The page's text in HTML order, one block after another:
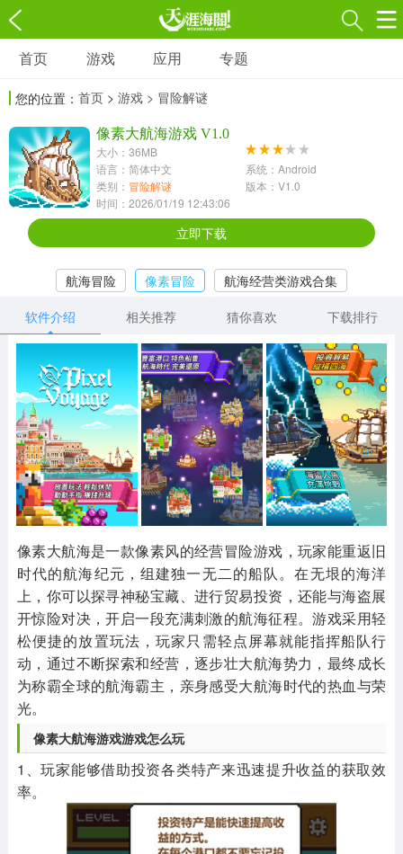
游戏
3697款应用
1597款应用
休闲益智
13387款应用
2196款应用
1072款应用
418款应用
568款应用
音乐舞蹈
2716款应用
515款应用
其他
1654款应用
游戏助手
515款应用
MOD游戏
1056款应用
首页 游戏 应用 专题
您的位置： 首页 > 游戏 > 冒险解谜
像素大航海游戏 V1.0
大小：36MB
语言：简体中文
系统：Android
类别： 冒险解谜
版本：V1.0
时间：2026/01/19 12:43:06
立即下载
航海冒险 像素冒险
航海经营类游戏合集
软件介绍
相关推荐 猜你喜欢 下载排行
像素大航海是一款像素风的经营冒险游戏，玩家能重返旧
时代的航海纪元，组建独一无二的船队。在无垠的海洋
上，你可以探寻神秘宝藏、进行贸易投资，还能与海盗展
开惊险对决，开启一段充满刺激的航海征程。游戏采用轻
松便捷的放置玩法，玩家只需轻点屏幕就能指挥船队行
动，通过不断探索和经营，逐步壮大航海势力，最终成长
为称霸全球的航海霸主，亲身感受大航海时代的热血与荣
光。
像素大航海游戏游戏怎么玩
1、玩家能够借助投资各类特产来迅速提升收益的获取效
率。